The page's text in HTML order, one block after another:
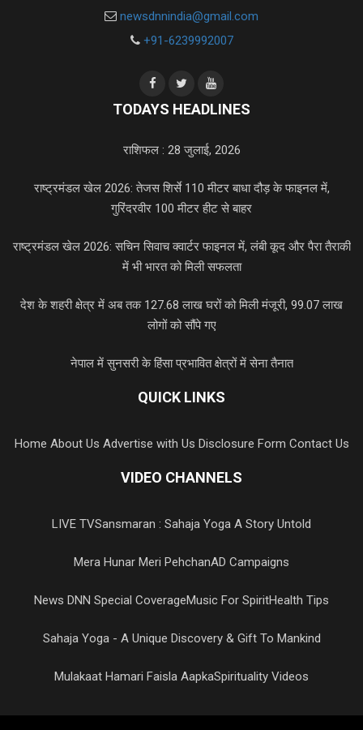
newsdnnindia@gmail.com
+91-6239992007
TODAYS HEADLINES
राशिफल : 28 जुलाई, 2026
राष्ट्रमंडल खेल 2026: तेजस शिर्से 110 मीटर बाधा दौड़ के फाइनल में,
गुरिंदरवीर 100 मीटर हीट से बाहर
राष्ट्रमंडल खेल 2026: सचिन सिवाच क्वार्टर फाइनल में, लंबी कूद और पैरा तैराकी
में भी भारत को मिली सफलता
देश के शहरी क्षेत्र में अब तक 127.68 लाख घरों को मिली मंजूरी, 99.07 लाख
लोगों को सौंपे गए
नेपाल में सुनसरी के हिंसा प्रभावित क्षेत्रों में सेना तैनात
QUICK LINKS
Home About Us Advertise with Us Disclosure Form Contact Us
VIDEO CHANNELS
LIVE TVSansmaran : Sahaja Yoga A Story Untold
Mera Hunar Meri PehchanAD Campaigns
News DNN Special CoverageMusic For SpiritHealth Tips
Sahaja Yoga - A Unique Discovery & Gift To Mankind
Mulakaat Hamari Faisla AapkaSpirituality Videos